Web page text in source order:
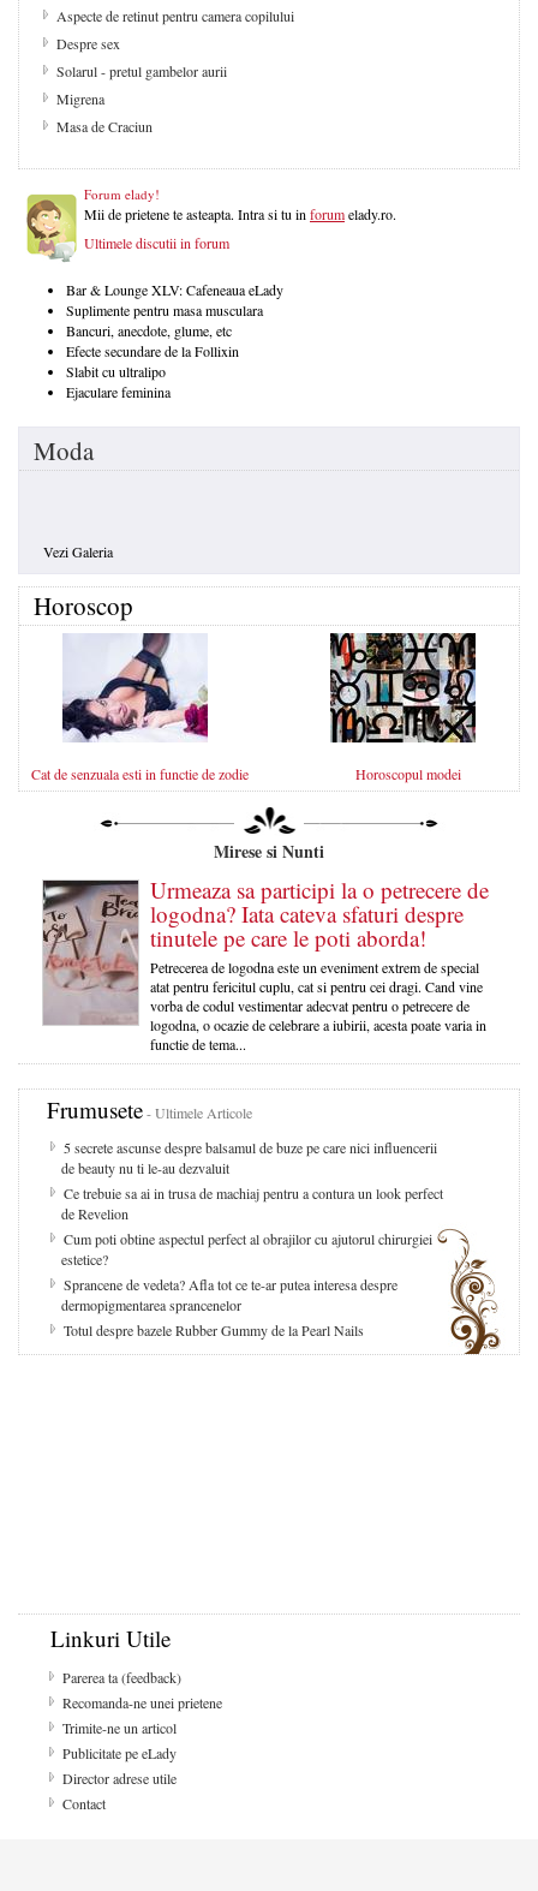
Aspecte de retinut pentru camera copilului
Despre sex
Solarul - pretul gambelor aurii
Migrena
Masa de Craciun
Forum elady!
Mii de prietene te asteapta. Intra si tu inforumelady.ro.
Ultimele discutii in forum
Bar & Lounge XLV: Cafeneaua eLady
Suplimente pentru masa musculara
Bancuri, anecdote, glume, etc
Efecte secundare de la Follixin
Slabit cu ultralipo
Ejaculare feminina
Moda
Vezi Galeria
Horoscop
Cat de senzuala esti in functie de zodie Horoscopul modei
Mirese si Nunti
Urmeaza sa participi la o petrecere de
logodna? Iata cateva sfaturi despre
tinutele pe care le poti aborda!
Petrecerea de logodna este un eveniment extrem de special
atat pentru fericitul cuplu, cat si pentru cei dragi. Cand vine
vorba de codul vestimentar adecvat pentru o petrecere de
logodna, o ocazie de celebrare a iubirii, acesta poate varia in
functie de tema...
Frumusete- Ultimele Articole
5 secrete ascunse despre balsamul de buze pe care nici influencerii
de beauty nu ti le-au dezvaluit
Ce trebuie sa ai in trusa de machiaj pentru a contura un look perfect
de Revelion
Cum poti obtine aspectul perfect al obrajilor cu ajutorul chirurgiei
estetice?
Sprancene de vedeta? Afla tot ce te-ar putea interesa despre
dermopigmentarea sprancenelor
Totul despre bazele Rubber Gummy de la Pearl Nails
Linkuri Utile
Parerea ta (feedback)
Recomanda-ne unei prietene
Trimite-ne un articol
Publicitate pe eLady
Director adrese utile
Contact